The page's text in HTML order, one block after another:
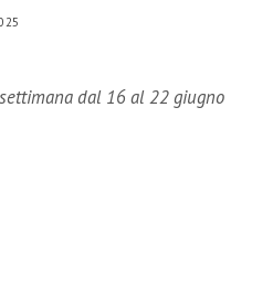
dal 16 al 22 giugno